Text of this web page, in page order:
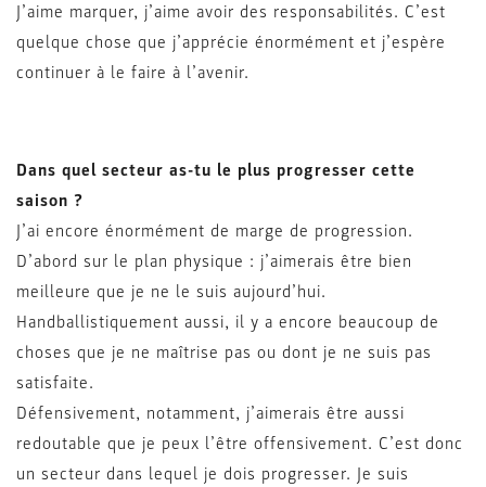
J’aime marquer, j’aime avoir des responsabilités. C’est
quelque chose que j’apprécie énormément et j’espère
continuer à le faire à l’avenir.
Dans quel secteur as-tu le plus progresser cette
saison ?
J’ai encore énormément de marge de progression.
D’abord sur le plan physique : j’aimerais être bien
meilleure que je ne le suis aujourd’hui.
Handballistiquement aussi, il y a encore beaucoup de
choses que je ne maîtrise pas ou dont je ne suis pas
satisfaite.
Défensivement, notamment, j’aimerais être aussi
redoutable que je peux l’être offensivement. C’est donc
un secteur dans lequel je dois progresser. Je suis